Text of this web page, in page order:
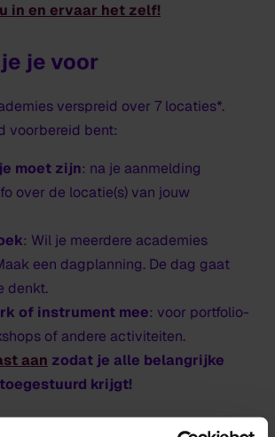
in en ervaar het zelf!
je voor
verspreid over 7 locaties*.
voorbereid bent:
moet zijn: na je aanmelding
over de locatie(s) van jouw
: Wil je meerdere academies
een dagplanning. De dag gaat
denkt.
of instrument mee: voor portfolio-
of andere activiteiten.
aan zodat je alle belangrijke
krijgt!
(met uitzondering van Interactive